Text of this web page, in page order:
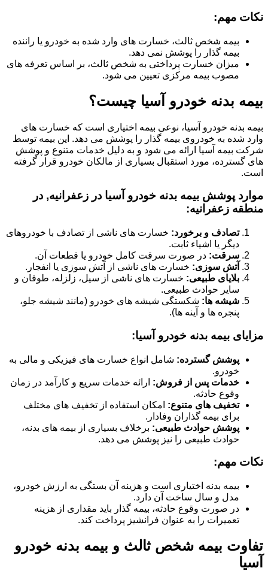
نکات مهم:
بیمه شخص ثالث، خسارت های وارد شده به خودرو یا راننده
بیمه گذار را پوشش نمی دهد.
میزان خسارت پرداختی به شخص ثالث، بر اساس تعرفه های
مصوب بیمه مرکزی تعیین می شود.
بیمه بدنه خودرو آسیا چیست؟
بیمه بدنه خودرو آسیا، نوعی بیمه اختیاری است که خسارت های
وارد شده به خودروی بیمه گذار را پوشش می دهد. این بیمه توسط
شرکت بیمه آسیا ارائه می شود و به دلیل خدمات متنوع و پوشش
های گسترده، مورد استقبال بسیاری از مالکان خودرو قرار گرفته
است.
موارد پوشش بیمه بدنه خودرو آسیا در زعفرانیه, در
منطقه زعفرانیه:
تصادف و برخورد: خسارت های ناشی از تصادف با خودروهای
دیگر یا اشیاء ثابت.
سرقت: در صورت سرقت کامل خودرو یا قطعات آن.
آتش سوزی: خسارت های ناشی از آتش سوزی یا انفجار.
بلایای طبیعی: خسارت های ناشی از سیل، زلزله، طوفان و
سایر حوادث طبیعی.
شیشه ها: شکستگی شیشه های خودرو (مانند شیشه جلو،
پنجره ها و آینه ها).
مزایای بیمه بدنه خودرو آسیا:
پوشش گسترده: شامل انواع خسارت های فیزیکی و مالی به
خودرو.
خدمات پس از فروش: ارائه خدمات سریع و کارآمد در زمان
وقوع حادثه.
تخفیف های متنوع: امکان استفاده از تخفیف های مختلف
برای بیمه گذاران وفادار.
پوشش حوادث طبیعی: برخلاف بسیاری از بیمه های بدنه،
حوادث طبیعی را نیز پوشش می دهد.
نکات مهم:
بیمه بدنه اختیاری است و هزینه آن بستگی به ارزش خودرو،
مدل و سال ساخت آن دارد.
در صورت وقوع حادثه، بیمه گذار باید مقداری از هزینه
تعمیرات را به عنوان فرانشیز پرداخت کند.
تفاوت بیمه شخص ثالث و بیمه بدنه خودرو
آسیا